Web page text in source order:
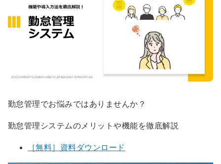
勤怠管理でお悩みではありませんか？
勤怠管理システムのメリットや機能を徹底解説
［無料］資料ダウンロード